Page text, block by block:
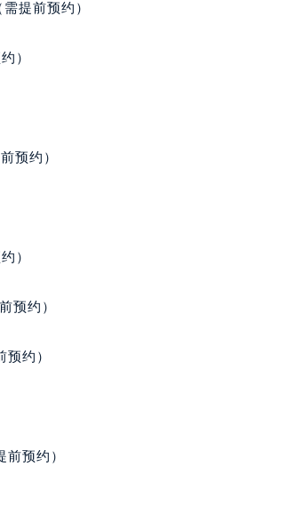
提前预约）
）
预约）
）
预约）
约）
预约）